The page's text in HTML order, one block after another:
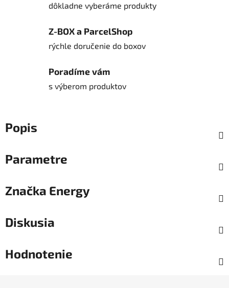
dôkladne vyberáme produkty
Z-BOX a ParcelShop
rýchle doručenie do boxov
Poradíme vám
s výberom produktov
Popis
Parametre
Značka Energy
Diskusia
Hodnotenie